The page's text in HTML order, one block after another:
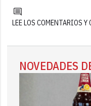
LEE LOS COMENTARIOS
NOVEDADES